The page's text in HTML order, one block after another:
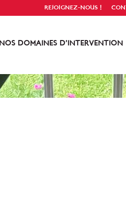
REJOIGNEZ-NOUS !
NOS DOMAINES D’INTERVENTION